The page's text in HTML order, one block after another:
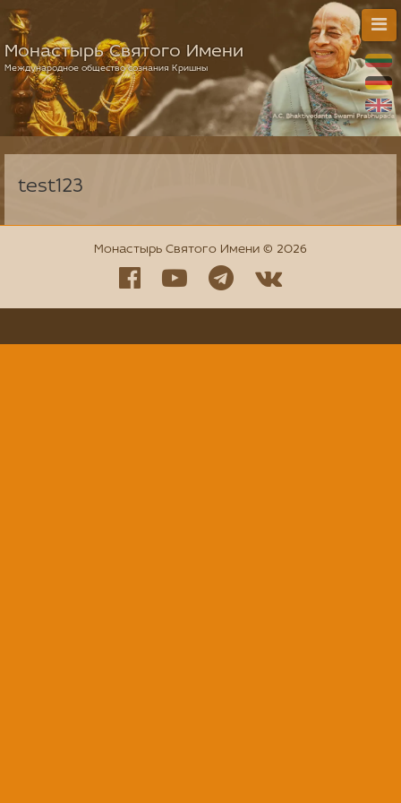
Монастырь Святого Имени
Международное общество сознания Кришны
test123
Монастырь Святого Имени © 2026